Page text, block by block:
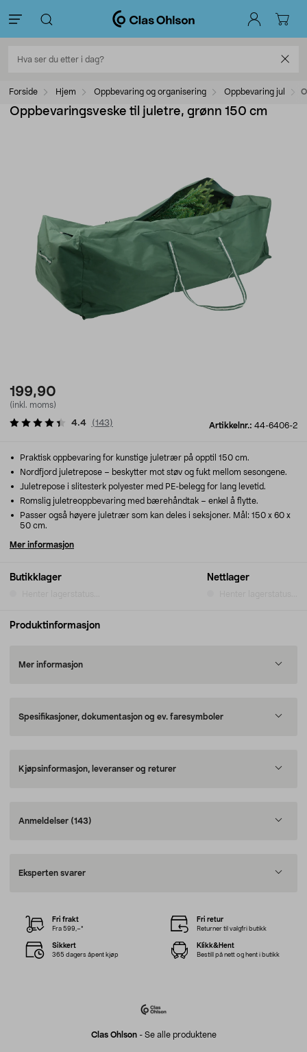
Forside Hjem Oppbevaring og organisering Oppbevaring jul
Oppbevaringsveske til juletre, grønn 150 cm
199,90
(inkl. moms)
Artikkelnr.: 44-6406-2
4.4 (143)
Butikklager Nettlager
Praktisk oppbevaring for kunstige juletrær på opptil 150 cm.
Nordfjord juletrepose – beskytter mot støv og fukt mellom sesongene.
Juletrepose i slitesterk polyester med PE-belegg for lang levetid.
Romslig juletreoppbevaring med bærehåndtak – enkel å flytte.
Passer også høyere juletrær som kan deles i seksjoner. Mål: 150 x 60 x
50 cm.
Mer informasjon
Produktinformasjon
Mer informasjon
Spesifikasjoner, dokumentasjon og ev. faresymboler
Kjøpsinformasjon, leveranser og returer
Anmeldelser (143)
Eksperten svarer
Clas Ohlson- Se alle produktene
Fri frakt
Fra 599,–*
Fri retur
Returner til valgfri butikk
Sikkert
365 dagers åpent kjøp
Klikk&Hent
Bestill på nett og hent i butikk